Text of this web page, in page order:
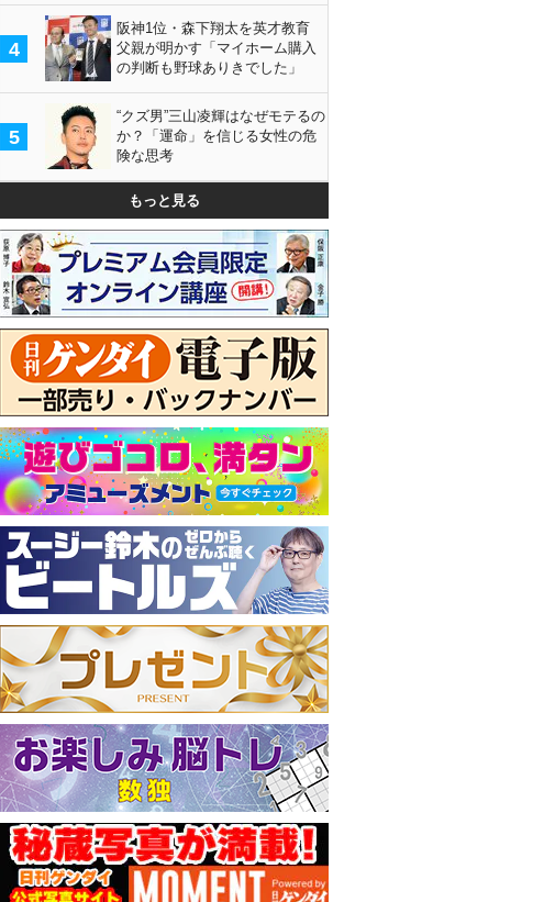
4
阪神1位・森下翔太を英才教育
父親が明かす「マイホーム購入
の判断も野球ありきでした」
5
“クズ男”三山凌輝はなぜモテるの
か？「運命」を信じる女性の危
険な思考
もっと見る